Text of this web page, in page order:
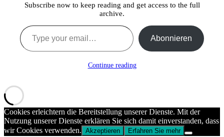
Subscribe now to keep reading and get access to the full
archive.
Type your email…
Abonnieren
Continue reading
Cookies erleichtern die Bereitstellung unserer Dienste. Mit der
Nutzung unserer Dienste erklären Sie sich damit einverstanden, dass
wir Cookies verwenden. Akzeptieren Erfahren Sie mehr